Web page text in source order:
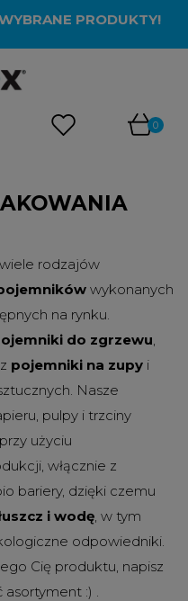
PRODUKTY!
rodzajów
wykonanych
na rynku.
do zgrzewu,
pojemniki na zupy i
Nasze
pulpy i trzciny
użyciu
włącznie z
bariery, dzięki czemu
i wodę, w tym
odpowiedniki.
Cię produktu, napisz
asortyment :) .